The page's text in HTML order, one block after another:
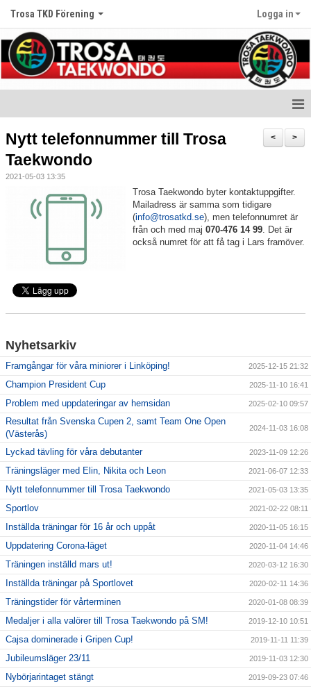
Trosa TKD Förening Logga in
Nyheter
Träningstider
Nybörjarinformation
Sponsorer
>
<
Nytt telefonnummer till Trosa
Taekwondo
2021-05-03 13:35
Trosa Taekwondo byter kontaktuppgifter.
Mailadress är samma som tidigare
(info@trosatkd.se), men telefonnumret är
från och med maj 070-476 14 99. Det är
också numret för att få tag i Lars framöver.
Nyhetsarkiv
Framgångar för våra miniorer i Linköping! 2025-12-15 21:32
Champion President Cup 2025-11-10 16:41
Problem med uppdateringar av hemsidan 2025-02-10 09:57
Resultat från Svenska Cupen 2, samt Team One Open
(Västerås)
2024-11-03 16:08
Lyckad tävling för våra debutanter 2023-11-09 12:26
Träningsläger med Elin, Nikita och Leon 2021-06-07 12:33
Nytt telefonnummer till Trosa Taekwondo 2021-05-03 13:35
Sportlov 2021-02-22 08:11
Inställda träningar för 16 år och uppåt 2020-11-05 16:15
Uppdatering Corona-läget 2020-11-04 14:46
Träningen inställd mars ut! 2020-03-12 16:30
Inställda träningar på Sportlovet 2020-02-11 14:36
Träningstider för vårterminen 2020-01-08 08:39
Medaljer i alla valörer till Trosa Taekwondo på SM! 2019-12-10 10:51
Cajsa dominerade i Gripen Cup! 2019-11-11 11:39
Jubileumsläger 23/11 2019-11-03 12:30
Nybörjarintaget stängt 2019-09-23 07:46